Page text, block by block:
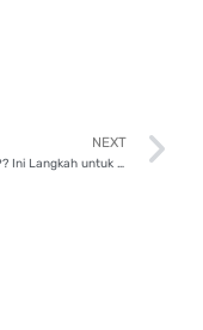
NEXT
Apa Itu PIP? Ini Langkah untuk Cek Status Penerimanya!